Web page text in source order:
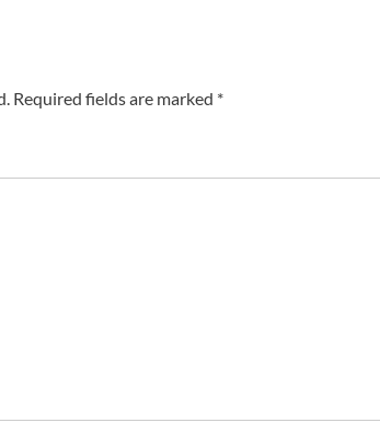
Required fields are marked *